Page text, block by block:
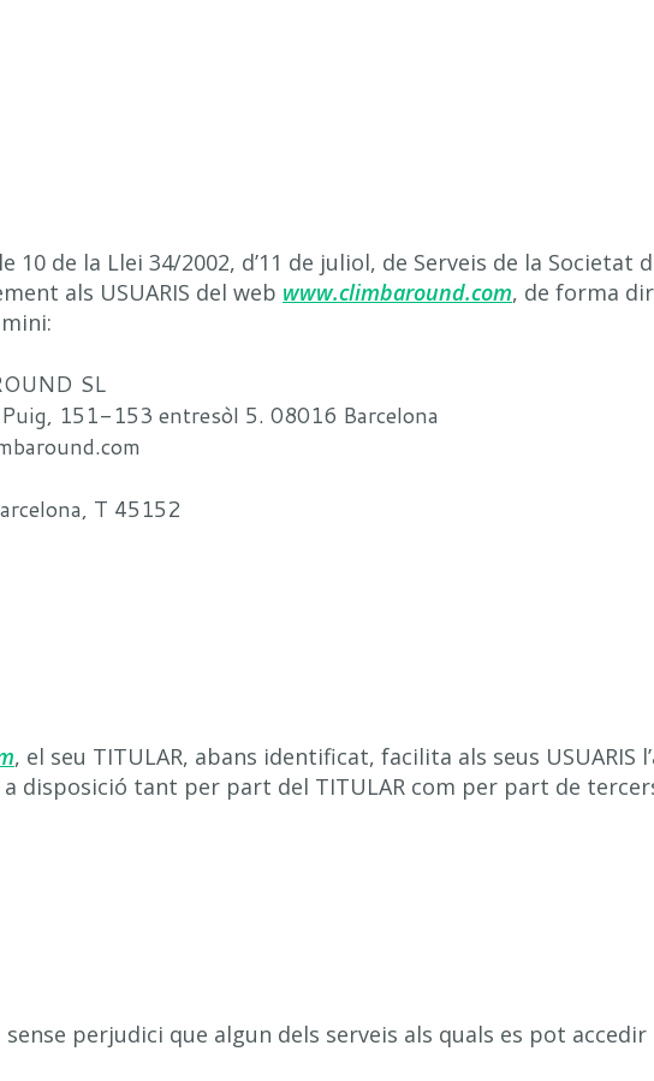
10 de la Llei 34/2002, d’11 de juliol, de Serveis de la Societat
als USUARIS del web www.climbaround.com, de forma
SL
151-153 entresòl 5. 08016 Barcelona
T 45152
, el seu TITULAR, abans identificat, facilita als seus USUARIS
disposició tant per part del TITULAR com per part de
perjudici que algun dels serveis als quals es pot